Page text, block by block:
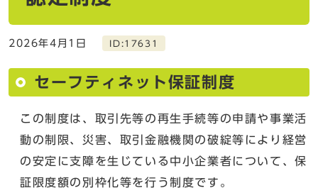
2026年4月1日 ID:17631
セーフティネット保証制度
この制度は、取引先等の再生手続等の申請や事業活
動の制限、災害、取引金融機関の破綻等により経営
の安定に支障を生じている中小企業者について、保
証限度額の別枠化等を行う制度です。